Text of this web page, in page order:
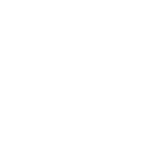
1968
: Organ Samorządu
Azotowych im.
1969
: Organ Samorządu
Azotowych im.
1970
Azotowych im.